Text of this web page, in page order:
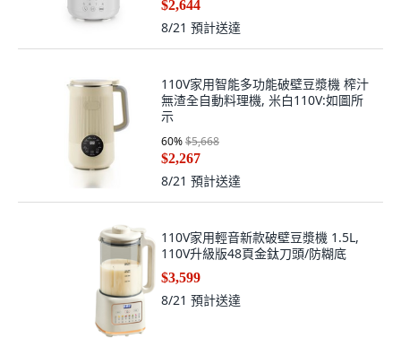
$2,644
8/21 預計送達
110V家用智能多功能破壁豆漿機 榨汁
無渣全自動料理機, 米白110V:如圖所
示
60%$5,668
$2,267
8/21 預計送達
110V家用輕音新款破壁豆漿機 1.5L,
110V升級版48頁金鈦刀頭/防糊底
$3,599
8/21 預計送達